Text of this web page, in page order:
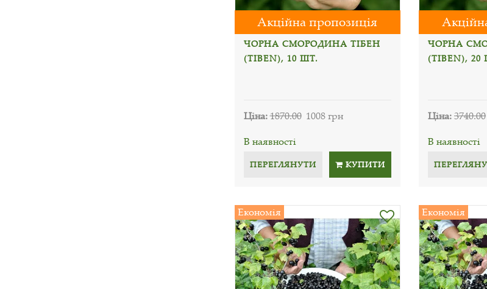
Акційна пропозиція
ЧОРНА СМОРОДИНА ТІБЕН
(TIBEN), 10 ШТ.
Ціна:1870.00 1008 грн
В наявності
ПЕРЕГЛЯНУТИ КУПИТИ
ЧОРНА
(TIBEN), 20
Ціна:3740.00
В наявності
Економія Економія